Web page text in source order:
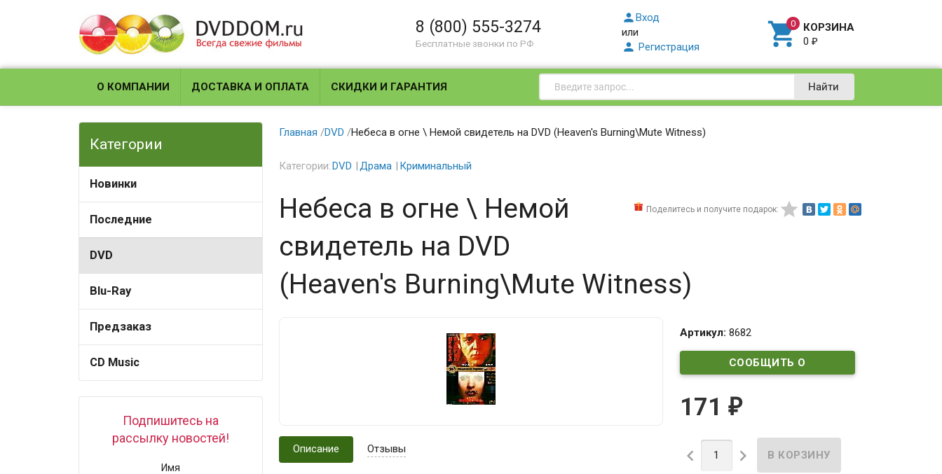
8 (800) 555-3274
Бесплатные звонки по РФ
Вход
или
 Регистрация  КОРЗИНА
0₽
О КОМПАНИИ ДОСТАВКА И ОПЛАТА СКИДКИ И ГАРАНТИЯ Найти
Категории
Новинки
Последние
DVD
Blu-Ray
Предзаказ
CD Music
Подпишитесь на
рассылку новостей!
Имя
Главная /DVD /Небеса в огне \ Немой свидетель на DVD (Heaven's Burning\Mute Witness)
Категории:DVD Драма Криминальный
Поделитесь и получите подарок: 
Небеса в огне \ Немой
свидетель на DVD
(Heaven's Burning\Mute Witness)
Артикул: 8682
СООБЩИТЬ О
171 ₽
 
Описание Отзывы